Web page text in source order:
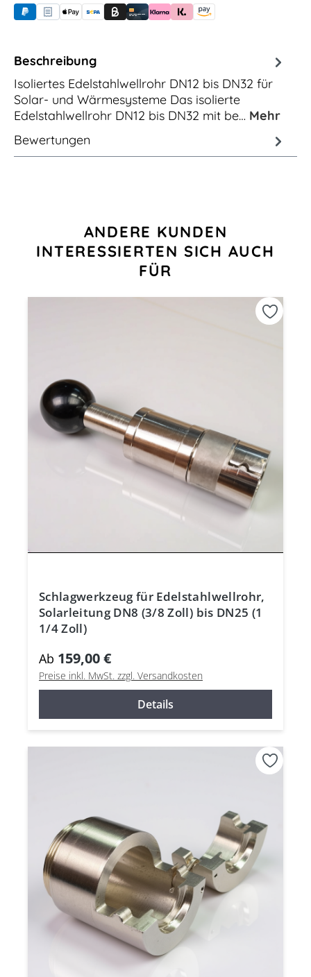
PayPalRechnungskauf (für Behörden)
Apple PayBanküberweisung (vorab)
Rechnungskauf (Billie)
Kreditkarte
Rechnung oder Ratenkauf (Klarna)
Sofortüberweisung (Klarna)
Amazon Pay
Beschreibung
Isoliertes Edelstahlwellrohr DN12 bis DN32 für
Solar- und Wärmesysteme Das isolierte
Edelstahlwellrohr DN12 bis DN32 mit be… Mehr
Bewertungen
Produktgalerie überspringen
ANDERE KUNDEN
INTERESSIERTEN SICH AUCH
FÜR
Schlagwerkzeug für Edelstahlwellrohr,
Solarleitung DN8 (3/8 Zoll) bis DN25 (1
1/4 Zoll)
Ab 159,00 €
Preise inkl. MwSt. zzgl. Versandkosten
Details